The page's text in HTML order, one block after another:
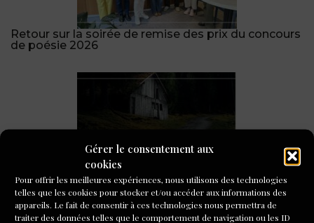
Gérer le consentement aux
cookies
Pour offrir les meilleures expériences, nous utilisons des technologies
telles que les cookies pour stocker et/ou accéder aux informations des
appareils. Le fait de consentir à ces technologies nous permettra de
traiter des données telles que le comportement de navigation ou les ID
Retour sur la soirée de remise des prix du concours
de poésie 2026
« Quelque part dans la forêt primaire », prix du
public de L’Inventoire !